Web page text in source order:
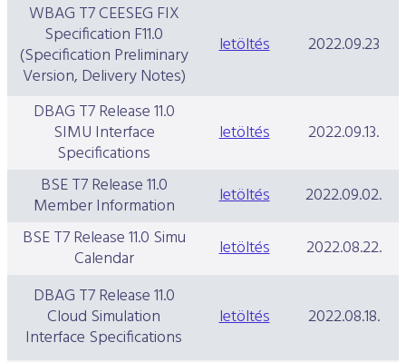
WBAG T7 CEESEG FIX
Specification F11.0
(Specification Preliminary
Version, Delivery Notes)
letöltés 2022.09.23
DBAG T7 Release 11.0
SIMU Interface
Specifications
letöltés
2022.09.13.
BSE T7 Release 11.0
Member Information letöltés
2022.09.02.
BSE T7 Release 11.0 Simu
Calendar letöltés
2022.08.22.
DBAG T7 Release 11.0
Cloud Simulation
Interface Specifications
letöltés 2022.08.18.